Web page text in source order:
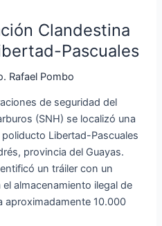
Clandestina
Pascuales
Rafael Pombo
de seguridad del
(SNH) se localizó una
Libertad-Pascuales
provincia del Guayas.
un tráiler con un
almacenamiento ilegal de
aproximadamente 10.000